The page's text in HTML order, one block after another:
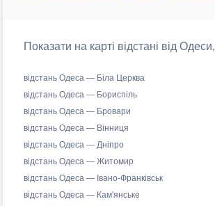
Показати на карті відстані від
відстань Одеса — Біла Церква
відстань Одеса — Бориспіль
відстань Одеса — Бровари
відстань Одеса — Вінниця
відстань Одеса — Дніпро
відстань Одеса — Житомир
відстань Одеса — Івано-Франківськ
відстань Одеса — Кам'янське